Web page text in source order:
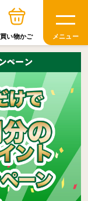
買い物かご メニュー